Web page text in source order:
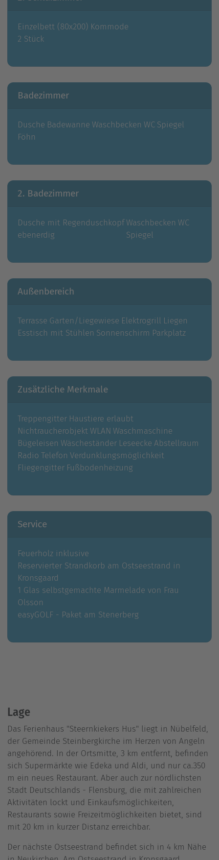
Einzelbett (80x200)
2 Stück
Kommode
Badezimmer
Dusche Badewanne Waschbecken WC Spiegel
Föhn
2. Badezimmer
Dusche mit Regenduschkopf
ebenerdig
Waschbecken WC
Spiegel
Außenbereich
Terrasse Garten/Liegewiese Elektrogrill Liegen
Esstisch mit Stühlen Sonnenschirm Parkplatz
Zusätzliche Merkmale
Treppengitter Haustiere erlaubt
NichtraucherobjektWLAN Waschmaschine
Bügeleisen Wäscheständer Leseecke Abstellraum
Radio Telefon Verdunklungsmöglichkeit
Fliegengitter Fußbodenheizung
Service
Feuerholz inklusive
Reservierter Strandkorb am Ostseestrand in
Kronsgaard
1 Glas selbstgemachte Marmelade von Frau
Olsson
easyGOLF - Paket am Stenerberg
Lage
Das Ferienhaus "Steernkiekers Hus" liegt in Nübelfeld,
der Gemeinde Steinbergkirche im Herzen von Angeln
angehörend. In der Ortsmitte, 3 km entfernt, befinden
sich Supermärkte wie Edeka und Aldi, und nur ca.350
m ein neues Restaurant. Aber auch zur nördlichsten
Stadt Deutschlands - Flensburg, die mit zahlreichen
Aktivitäten lockt und Einkaufsmöglichkeiten,
Restaurants sowie Freizeitmöglichkeiten bietet, sind
mit 20 km in kurzer Distanz erreichbar.
Der nächste Ostseestrand befindet sich in 4 km Nähe